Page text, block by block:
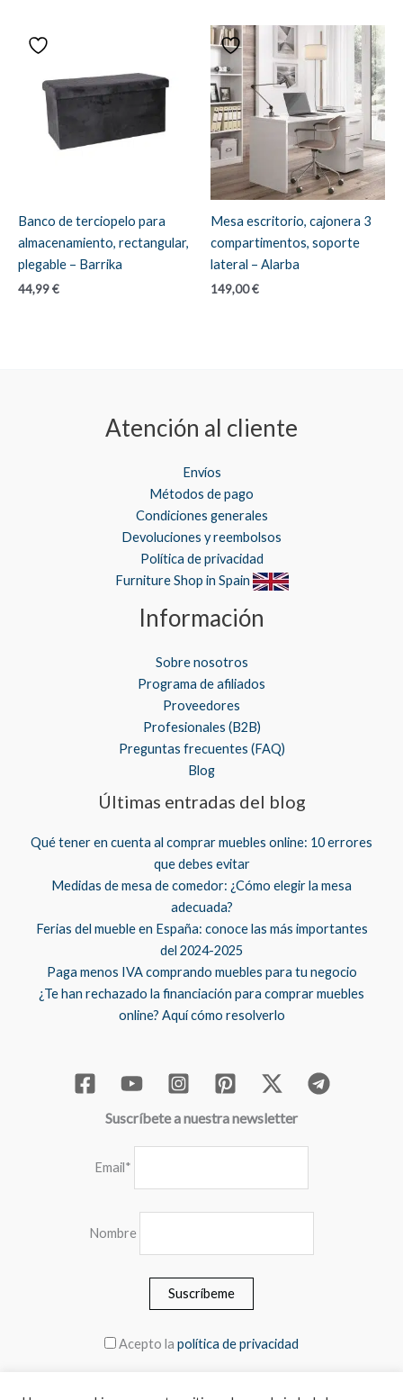
Banco de terciopelo para
almacenamiento, rectangular,
plegable – Barrika
44,99€
Mesa escritorio, cajonera 3
compartimentos, soporte
lateral – Alarba
149,00€
Atención al cliente
Envíos
Métodos de pago
Condiciones generales
Devoluciones y reembolsos
Política de privacidad
Furniture Shop in Spain
Información
Sobre nosotros
Programa de afiliados
Proveedores
Profesionales (B2B)
Preguntas frecuentes (FAQ)
Blog
Últimas entradas del blog
Qué tener en cuenta al comprar muebles online: 10 errores
que debes evitar
Medidas de mesa de comedor: ¿Cómo elegir la mesa
adecuada?
Ferias del mueble en España: conoce las más importantes
del 2024-2025
Paga menos IVA comprando muebles para tu negocio
¿Te han rechazado la financiación para comprar muebles
online? Aquí cómo resolverlo
Suscríbete a nuestra newsletter
Email*
Nombre
Acepto la política de privacidad